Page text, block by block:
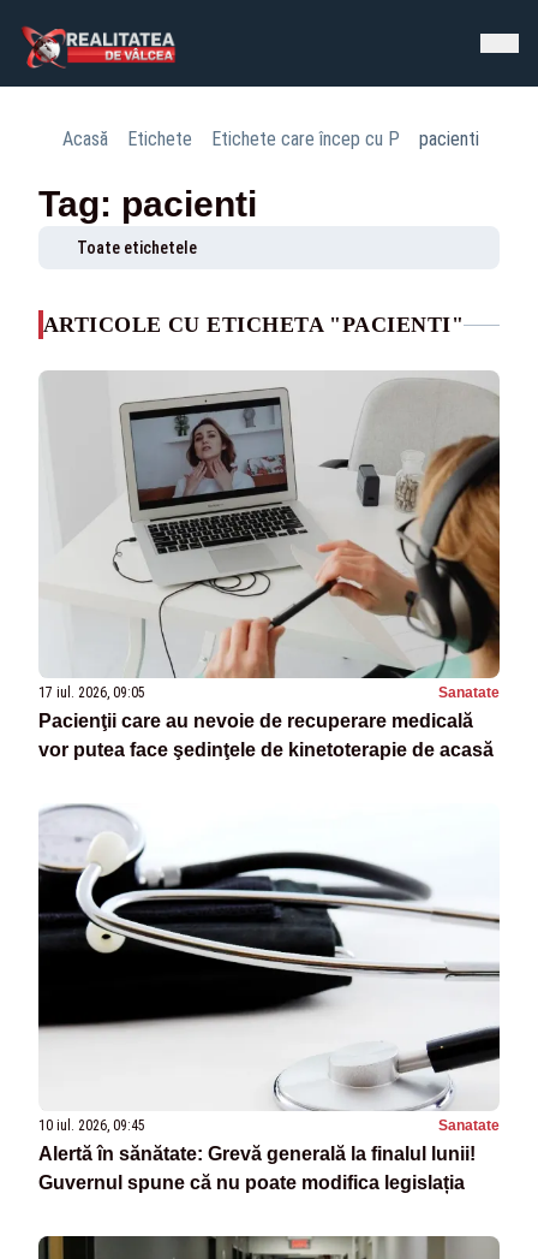
Acasă Etichete Etichete care încep cu P pacienti
Tag: pacienti
Toate etichetele
ARTICOLE CU ETICHETA "PACIENTI"
17 iul. 2026, 09:05 Sanatate
Pacienţii care au nevoie de recuperare medicală
vor putea face şedinţele de kinetoterapie de acasă
10 iul. 2026, 09:45 Sanatate
Alertă în sănătate: Grevă generală la finalul lunii!
Guvernul spune că nu poate modifica legislația